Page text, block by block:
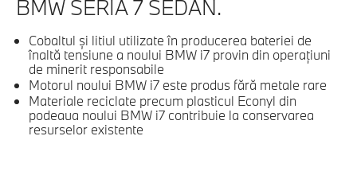
BMW SERIA 7 SEDAN.
Cobaltul şi litiul utilizate în producerea bateriei de
înaltă tensiune a noului BMW i7 provin din operaţiuni
de minerit responsabile
Motorul noului BMW i7 este produs fără metale rare
Materiale reciclate precum plasticul Econyl din
podeaua noului BMW i7 contribuie la conservarea
resurselor existente